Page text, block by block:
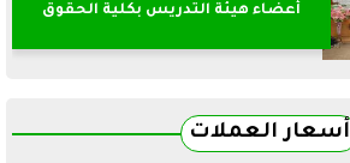
أعضاء هيئة التدريس بكلية الحقوق
أسعار العملات